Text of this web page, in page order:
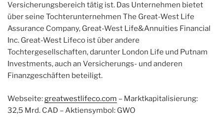
Versicherungsbereich tätig ist. Das Unternehmen bietet
über seine Tochterunternehmen The Great-West Life
Assurance Company, Great-West Life&Annuities Financial
Inc. Great-West Lifeco ist über andere
Tochtergesellschaften, darunter London Life und Putnam
Investments, auch an Versicherungs- und anderen
Finanzgeschäften beteiligt.
Webseite:greatwestlifeco.com – Marktkapitalisierung:
32,5 Mrd. CAD – Aktiensymbol: GWO